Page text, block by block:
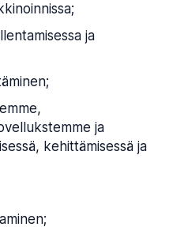
ja
ja
kehittämisessä ja